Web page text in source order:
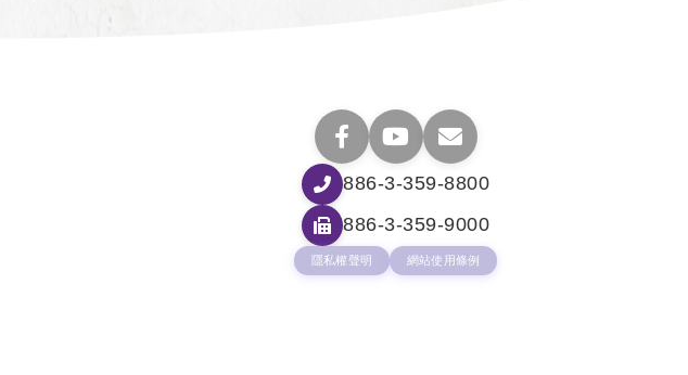
886-3-359-8800
886-3-359-9000
隱私權聲明 網站使用條例